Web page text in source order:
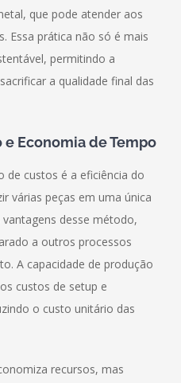
que pode atender aos
Essa prática não só é mais
permitindo a
a qualidade final das
Economia de Tempo
de custos é a eficiência do
várias peças em uma única
desse método,
a outros processos
A capacidade de produção
custos de setup e
o custo unitário das
recursos, mas